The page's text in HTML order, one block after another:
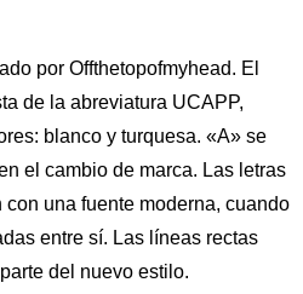
por Offthetopofmyhead. El
de la abreviatura UCAPP,
blanco y turquesa. «A» se
el cambio de marca. Las letras
una fuente moderna, cuando
entre sí. Las líneas rectas
del nuevo estilo.